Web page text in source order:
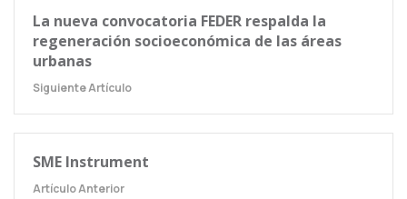
La nueva convocatoria FEDER respalda la
regeneración socioeconómica de las áreas
urbanas
Siguiente Artículo
SME Instrument
Artículo Anterior